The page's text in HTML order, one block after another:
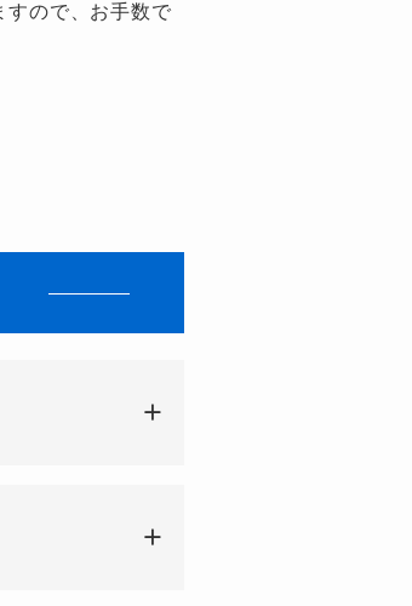
すので、お手数で